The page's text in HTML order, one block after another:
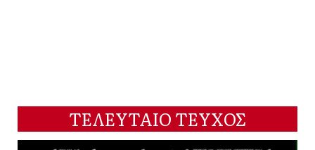
ΤΕΛΕΥΤΑΙΟ ΤΕΥΧΟΣ